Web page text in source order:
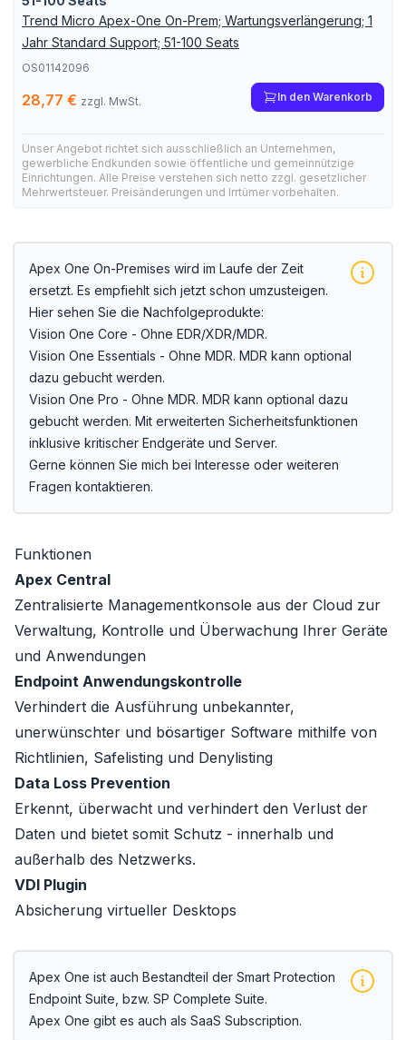
Trend Micro Apex-One On-Prem; Wartungsverlängerung; 1
Jahr Standard Support; 51-100 Seats
OS01142096
28,77 € zzgl. MwSt. In den Warenkorb
Unser Angebot richtet sich ausschließlich an Unternehmen,
gewerbliche Endkunden sowie öffentliche und gemeinnützige
Einrichtungen. Alle Preise verstehen sich netto zzgl. gesetzlicher
Mehrwertsteuer. Preisänderungen und Irrtümer vorbehalten.
Apex One On-Premises wird im Laufe der Zeit
ersetzt. Es empfiehlt sich jetzt schon umzusteigen.
Hier sehen Sie die Nachfolgeprodukte:
Vision One Core - Ohne EDR/XDR/MDR.
Vision One Essentials - Ohne MDR. MDR kann optional
dazu gebucht werden.
Vision One Pro - Ohne MDR. MDR kann optional dazu
gebucht werden. Mit erweiterten Sicherheitsfunktionen
inklusive kritischer Endgeräte und Server.
Gerne können Sie mich bei Interesse oder weiteren
Fragen kontaktieren.
Funktionen
Apex Central
Zentralisierte Managementkonsole aus der Cloud zur
Verwaltung, Kontrolle und Überwachung Ihrer Geräte
und Anwendungen
Endpoint Anwendungskontrolle
Verhindert die Ausführung unbekannter,
unerwünschter und bösartiger Software mithilfe von
Richtlinien, Safelisting und Denylisting
Data Loss Prevention
Erkennt, überwacht und verhindert den Verlust der
Daten und bietet somit Schutz - innerhalb und
außerhalb des Netzwerks.
VDI Plugin
Absicherung virtueller Desktops
Apex One ist auch Bestandteil der Smart Protection
Endpoint Suite , bzw. SP Complete Suite.
Apex One gibt es auch als SaaS Subscription.